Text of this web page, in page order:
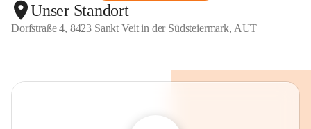
Unser Standort
Dorfstraße 4, 8423 Sankt Veit in der Südsteiermark, AUT